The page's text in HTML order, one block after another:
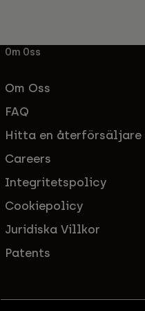
Om Oss
Om Oss
FAQ
Hitta en återförsäljare
Careers
Integritetspolicy
Cookiepolicy
Juridiska Villkor
Patents